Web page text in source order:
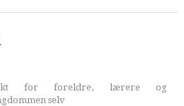
for foreldre, lærere og
selv